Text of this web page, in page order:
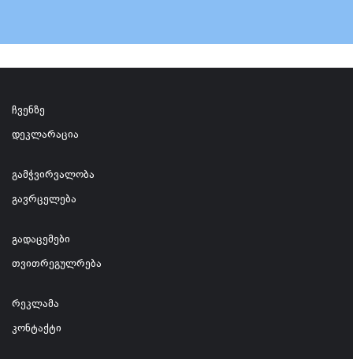
ჩვენზე
დეკლარაცია
გამჭვირვალობა
გავრცელება
გადაცემები
თვითრეგულრება
რეკლამა
კონტაქტი